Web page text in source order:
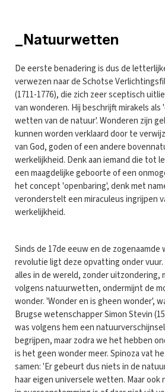
_Natuurwetten
De eerste benadering is dus de
verwezen naar de Schotse
(1711-1776), die zich zeer sceptisch
van wonderen. Hij beschrijft mirakels
wetten van de natuur'. Wonderen zijn
kunnen worden verklaard door te
van God, goden of een andere
werkelijkheid. Denk aan iemand die tot
een maagdelijke geboorte of een
het concept 'openbaring', denk met
veronderstelt een miraculeus ingrijpen
werkelijkheid.
Sinds de 17de eeuw en de
revolutie ligt deze opvatting onder
alles in de wereld, zonder uitzondering,
volgens natuurwetten, ondermijnt de
wonder. 'Wonder en is gheen wonder',
Brugse wetenschapper Simon Stevin
was volgens hem een
begrijpen, maar zodra we het hebben
is het geen wonder meer. Spinoza vat
samen: 'Er gebeurt dus niets in de
haar eigen universele wetten. Maar ook